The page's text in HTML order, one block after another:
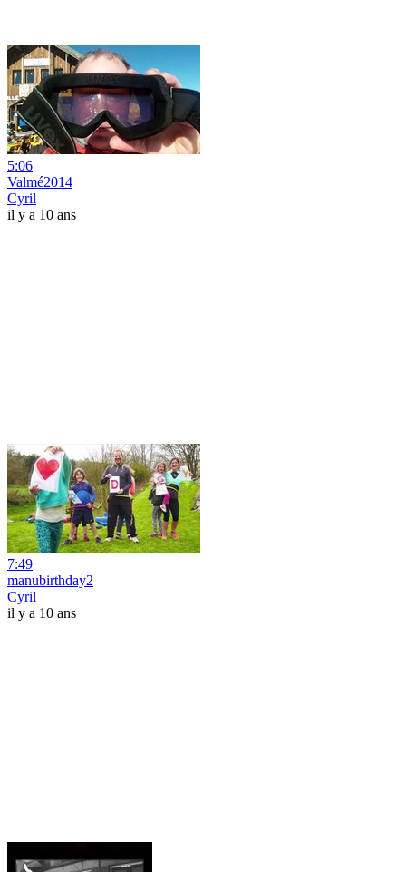
5:06
Valmé2014
Cyril
il y a 10 ans
7:49
manubirthday2
Cyril
il y a 10 ans